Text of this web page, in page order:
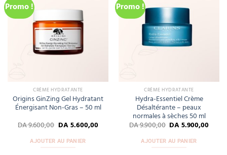
Promo !
CRÈME HYDRATANTE
Origins GinZing Gel Hydratant
Énergisant Non-Gras – 50 ml
DA9.600,00 DA5.600,00
AJOUTER AU PANIER
Promo !
CRÈME HYDRATANTE
Hydra-Essentiel Crème
Désaltérante – peaux
normales à sèches 50 ml
DA9.900,00 DA5.900,00
AJOUTER AU PANIER